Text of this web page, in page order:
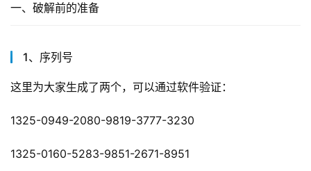
一、破解前的准备
1、序列号
这里为大家生成了两个，可以通过软件验证：
1325-0949-2080-9819-3777-3230
1325-0160-5283-9851-2671-8951